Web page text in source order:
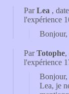
ParLea ,
l'expérience
Bonjour,
ParTotophe,
l'expérience
Bonjour,
Lea, je